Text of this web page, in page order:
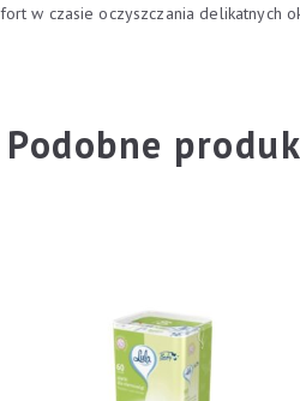
w czasie oczyszczania delikatnych
Podobne